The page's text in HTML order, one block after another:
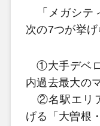
「メガシテ
次の7つが挙げ
①大手デベロ
内過去最大の
②名駅エリ
げる「大曽根